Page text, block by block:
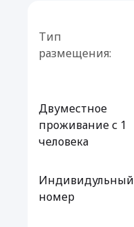
Тип
размещения:
Двуместное
проживание с 1
человека
Индивидульный
номер